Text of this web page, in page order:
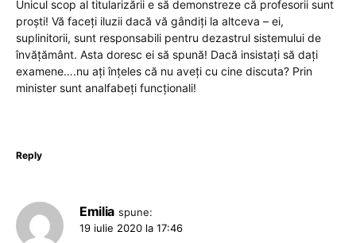
Unicul scop al titularizării e să demonstreze că profesorii sunt
proști! Vă faceți iluzii dacă vă gândiți la altceva – ei,
suplinitorii, sunt responsabili pentru dezastrul sistemului de
învățământ. Asta doresc ei să spună! Dacă insistați să dați
examene….nu ați înțeles că nu aveți cu cine discuta? Prin
minister sunt analfabeți funcționali!
Reply
Emilia spune:
19 iulie 2020 la 17:46